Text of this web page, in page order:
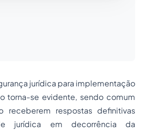
jurídica para implementação
torna-se evidente, sendo comum
receberem respostas definitivas
jurídica em decorrência da